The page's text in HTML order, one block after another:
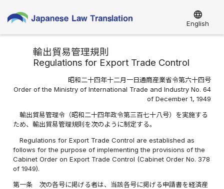
language
English
輸出貿易管理規則
Regulations for Export Trade Control
昭和二十四年十二月一日通商産業省令第六十四号
Order of the Ministry of International Trade and Industry No. 64
of December 1, 1949
輸出貿易管理令（昭和二十四年政令第三百七十八号）を実施する
ため、輸出貿易管理規則を次のように制定する。
Regulations for Export Trade Control are established as
follows for the purpose of implementing the provisions of the
Cabinet Order on Export Trade Control (Cabinet Order No. 378
of 1949).
第一条
次の各号に掲げる者は、当該各号に掲げる申請書を経済産